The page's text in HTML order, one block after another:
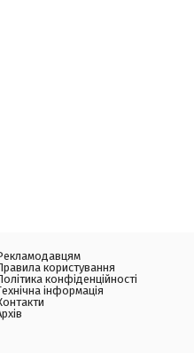
користування
конфіденційності
інформація